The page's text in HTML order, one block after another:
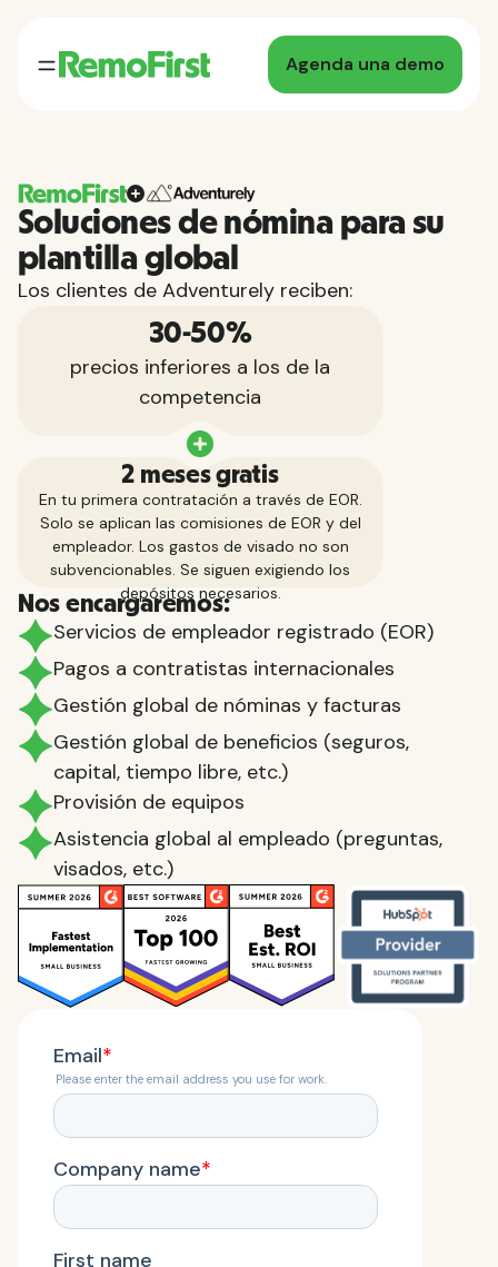
Agenda una demo
Soluciones de nómina para su
plantilla global
Los clientes de Adventurely reciben:
30-50%
precios inferiores a los de la
competencia
2 meses gratis
En tu primera contratación a través de EOR.
Solo se aplican las comisiones de EOR y del
empleador. Los gastos de visado no son
subvencionables. Se siguen exigiendo los
depósitos necesarios.
Nos encargaremos:
Servicios de empleador registrado (EOR)
Pagos a contratistas internacionales
Gestión global de nóminas y facturas
Gestión global de beneficios (seguros,
capital, tiempo libre, etc.)
Provisión de equipos
Asistencia global al empleado (preguntas,
visados, etc.)